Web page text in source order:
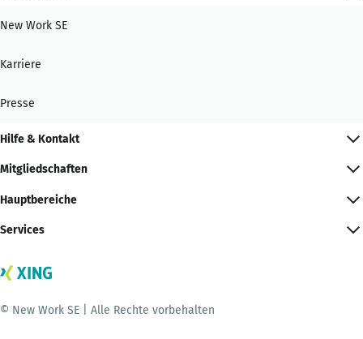
New Work SE
Karriere
Presse
Hilfe & Kontakt
Mitgliedschaften
Hauptbereiche
Services
© New Work SE | Alle Rechte vorbehalten